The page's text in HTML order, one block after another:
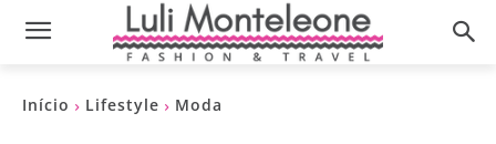
Início Lifestyle Moda